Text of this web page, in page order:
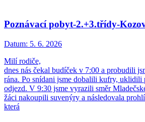
Poznávací pobyt-2.+3.třídy-
Datum: 5. 6. 2026
Milí rodiče,
dnes nás čekal budíček v 7:00 a probudili
rána. Po snídani jsme dobalili kufry, uklidili
odjezd. V 9:30 jsme vyrazili směr
žáci nakoupili suvenýry a následovala
která